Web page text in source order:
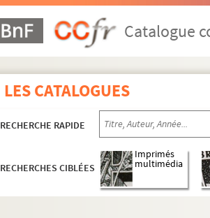
Catalogue
LES CATALOGUES
RECHERCHE RAPIDE
RECHERCHES CIBLÉES
Imprimés
multimédia